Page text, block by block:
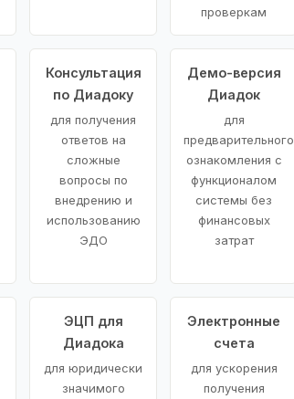
проверкам
Консультация
по Диадоку
для получения
ответов на
сложные
вопросы по
внедрению и
использованию
ЭДО
Демо-версия
Диадок
для
предварительного
ознакомления с
функционалом
системы без
финансовых
затрат
ЭЦП для
Диадока
для юридически
значимого
Электронные
счета
для ускорения
получения